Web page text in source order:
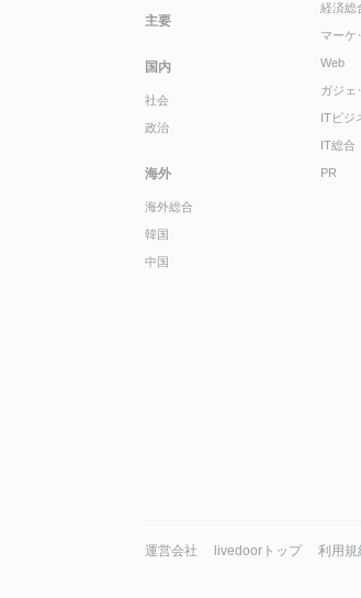
主要
国内
社会
政治
海外
海外総合
韓国
中国
経済総
マーケ
Web
ガジェ
ITビジ
IT総合
PR
運営会社 livedoorトップ 利用規